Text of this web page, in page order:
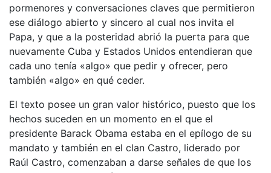
pormenores y conversaciones claves que permitieron
ese diálogo abierto y sincero al cual nos invita el
Papa, y que a la posteridad abrió la puerta para que
nuevamente Cuba y Estados Unidos entendieran que
cada uno tenía «algo» que pedir y ofrecer, pero
también «algo» en qué ceder.
El texto posee un gran valor histórico, puesto que los
hechos suceden en un momento en el que el
presidente Barack Obama estaba en el epílogo de su
mandato y también en el clan Castro, liderado por
Raúl Castro, comenzaban a darse señales de que los